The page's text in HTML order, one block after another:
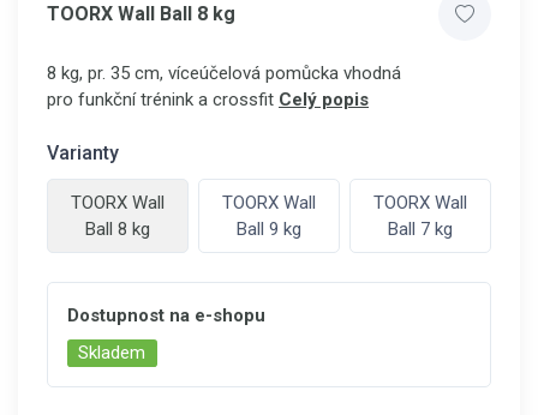
TOORX Wall Ball 8 kg
8 kg, pr. 35 cm, víceúčelová pomůcka vhodná
pro funkční trénink a crossfit Celý popis
Varianty
TOORX Wall
Ball 8 kg
TOORX Wall
Ball 9 kg
TOORX Wall
Ball 7 kg
Dostupnost na e-shopu
Skladem